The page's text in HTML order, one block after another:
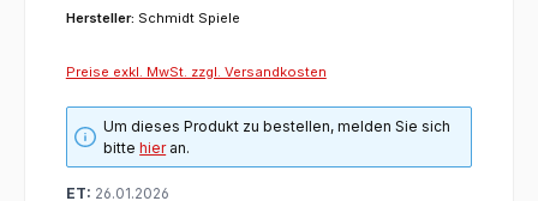
Hersteller: Schmidt Spiele
Preise exkl. MwSt. zzgl. Versandkosten
Um dieses Produkt zu bestellen, melden Sie sich
bittehieran.
ET: 26.01.2026